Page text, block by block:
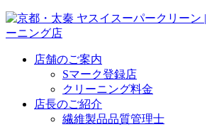
店舗のご案内
Sマーク登録店
クリーニング料金
店長のご紹介
繊維製品品質管理士